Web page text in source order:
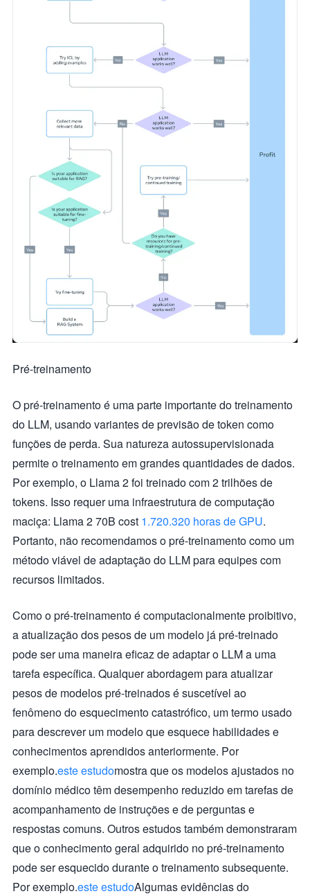
Pré-treinamento
O pré-treinamento é uma parte importante do treinamento
do LLM, usando variantes de previsão de token como
funções de perda. Sua natureza autossupervisionada
permite o treinamento em grandes quantidades de dados.
Por exemplo, o Llama 2 foi treinado com 2 trilhões de
tokens. Isso requer uma infraestrutura de computação
maciça: Llama 2 70B cost 1.720.320 horas de GPU.
Portanto, não recomendamos o pré-treinamento como um
método viável de adaptação do LLM para equipes com
recursos limitados.
Como o pré-treinamento é computacionalmente proibitivo,
a atualização dos pesos de um modelo já pré-treinado
pode ser uma maneira eficaz de adaptar o LLM a uma
tarefa específica. Qualquer abordagem para atualizar
pesos de modelos pré-treinados é suscetível ao
fenômeno do esquecimento catastrófico, um termo usado
para descrever um modelo que esquece habilidades e
conhecimentos aprendidos anteriormente. Por
exemplo.este estudomostra que os modelos ajustados no
domínio médico têm desempenho reduzido em tarefas de
acompanhamento de instruções e de perguntas e
respostas comuns. Outros estudos também demonstraram
que o conhecimento geral adquirido no pré-treinamento
pode ser esquecido durante o treinamento subsequente.
Por exemplo.este estudoAlgumas evidências do